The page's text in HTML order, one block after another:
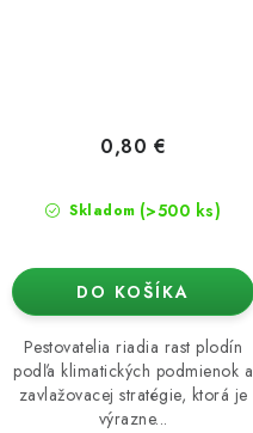
Skladom (>500 ks)
0,80 €
DO KOŠÍKA
Pestovatelia riadia rast plodín
podľa klimatických podmienok a
zavlažovacej stratégie, ktorá je
výrazne...